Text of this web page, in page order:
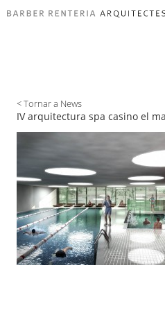
< Tornar a News
IV arquitectura spa casino el